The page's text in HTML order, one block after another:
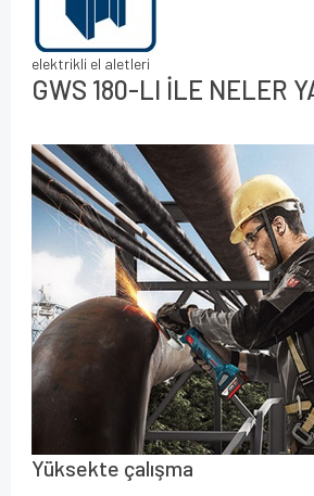
elektrikli el aletleri
GWS 180-LI İLE NELER
Yüksekte çalışma